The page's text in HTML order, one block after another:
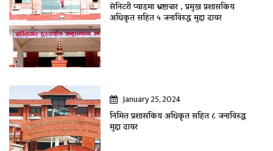
सेनिटरी प्याडमा भ्रष्टाचार , प्रमुख प्रशासकिय
अधिकृत सहित ५ जनाविरुद्ध मुद्दा दायर
January 25, 2024
निमित्त प्रशासकिय अधिकृत सहित ८ जनाविरुद्ध
मुद्दा दायर